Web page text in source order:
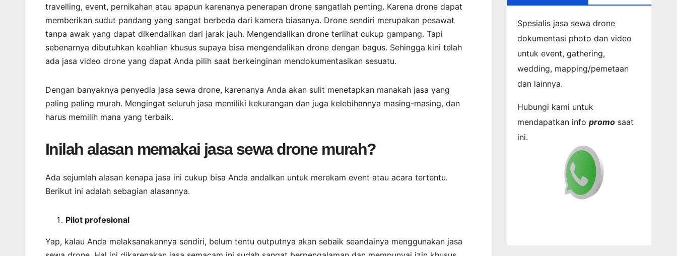
travelling, event, pernikahan atau apapun karenanya penerapan drone sangatlah penting. Karena drone dapat
memberikan sudut pandang yang sangat berbeda dari kamera biasanya. Drone sendiri merupakan pesawat
tanpa awak yang dapat dikendalikan dari jarak jauh. Mengendalikan drone terlihat cukup gampang. Tapi
sebenarnya dibutuhkan keahlian khusus supaya bisa mengendalikan drone dengan bagus. Sehingga kini telah
ada jasa video drone yang dapat Anda pilih saat berkeinginan mendokumentasikan sesuatu.
Dengan banyaknya penyedia jasa sewa drone, karenanya Anda akan sulit menetapkan manakah jasa yang
paling paling murah. Mengingat seluruh jasa memiliki kekurangan dan juga kelebihannya masing-masing, dan
harus memilih mana yang terbaik.
Inilah alasan memakai jasa sewa drone murah?
Ada sejumlah alasan kenapa jasa ini cukup bisa Anda andalkan untuk merekam event atau acara tertentu.
Berikut ini adalah sebagian alasannya.
Pilot profesional
Yap, kalau Anda melaksanakannya sendiri, belum tentu outputnya akan sebaik seandainya menggunakan jasa
Spesialis jasa sewa drone
dokumentasi photo dan video
untuk event, gathering,
wedding, mapping/pemetaan
dan lainnya.
Hubungi kami untuk
mendapatkan info promosaat
ini.